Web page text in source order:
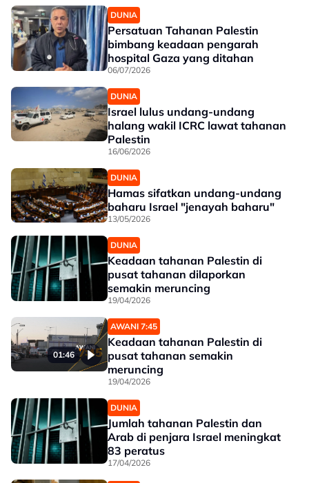
DUNIA
Persatuan Tahanan Palestin
bimbang keadaan pengarah
hospital Gaza yang ditahan
06/07/2026
DUNIA
Israel lulus undang-undang
halang wakil ICRC lawat tahanan
Palestin
16/06/2026
DUNIA
Hamas sifatkan undang-undang
baharu Israel "jenayah baharu"
13/05/2026
DUNIA
Keadaan tahanan Palestin di
pusat tahanan dilaporkan
semakin meruncing
19/04/2026
01:46
AWANI 7:45
Keadaan tahanan Palestin di
pusat tahanan semakin
meruncing
19/04/2026
DUNIA
Jumlah tahanan Palestin dan
Arab di penjara Israel meningkat
83 peratus
17/04/2026